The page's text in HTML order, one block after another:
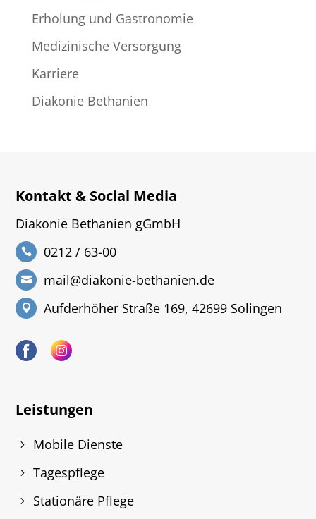
Erholung und Gastronomie
Medizinische Versorgung
Karriere
Diakonie Bethanien
Kontakt & Social Media
Diakonie Bethanien gGmbH
0212 / 63-00
mail@diakonie-bethanien.de
Aufderhöher Straße 169, 42699 Solingen
Leistungen
Mobile Dienste
Tagespflege
Stationäre Pflege